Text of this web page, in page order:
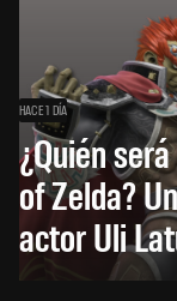
HACE 1 DÍA
¿Quién
of Zelda?
actor Uli